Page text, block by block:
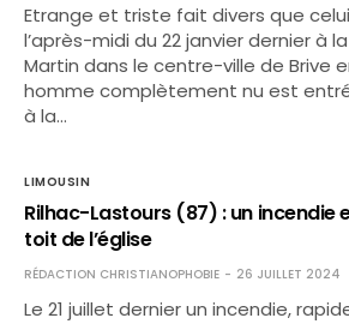
Etrange et triste fait divers que
l’après-midi du 22 janvier dernier à
Martin dans le centre-ville de Brive
homme complètement nu est
à la…
LIMOUSIN
Rilhac-Lastours (87) : un incendie
toit de l’église
RÉDACTION CHRISTIANOPHOBIE 26 JUILLET 2024
Le 21 juillet dernier un incendie,